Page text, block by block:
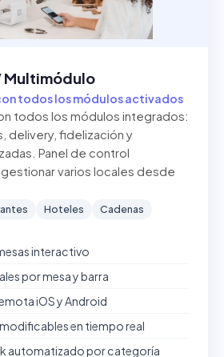
Multimódulo
todos los módulos activados
todos los módulos integrados:
delivery, fidelización y
Panel de control
varios locales desde
Hoteles
Cadenas
interactivo
por mesa y barra
iOS y Android
en tiempo real
automatizado por categoría